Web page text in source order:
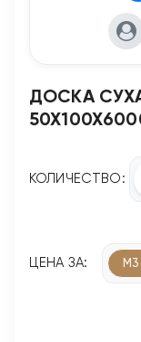
ДОСКА
ЦЕНА ЗА: М3
КОЛИЧЕСТВО: